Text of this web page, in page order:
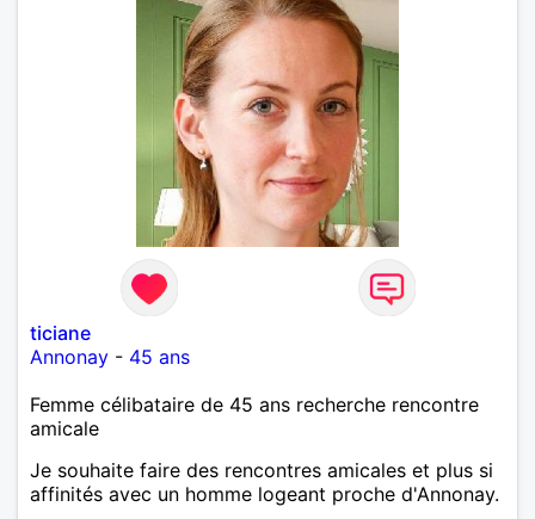
ticiane
Annonay - 45 ans
Femme célibataire de 45 ans recherche rencontre
amicale
Je souhaite faire des rencontres amicales et plus si
affinités avec un homme logeant proche d'Annonay.